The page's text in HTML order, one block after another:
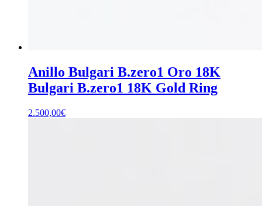
Anillo Bulgari B.zero1 Oro 18K
Bulgari B.zero1 18K Gold Ring
2.500,00€